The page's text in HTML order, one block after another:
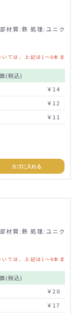
材質:鉄 処理:ユニク
ては、上記は1～9本ま
(税込)
￥14
￥12
￥11
カゴに入れる
材質:鉄 処理:ユニク
ては、上記は1～9本ま
(税込)
￥20
￥17